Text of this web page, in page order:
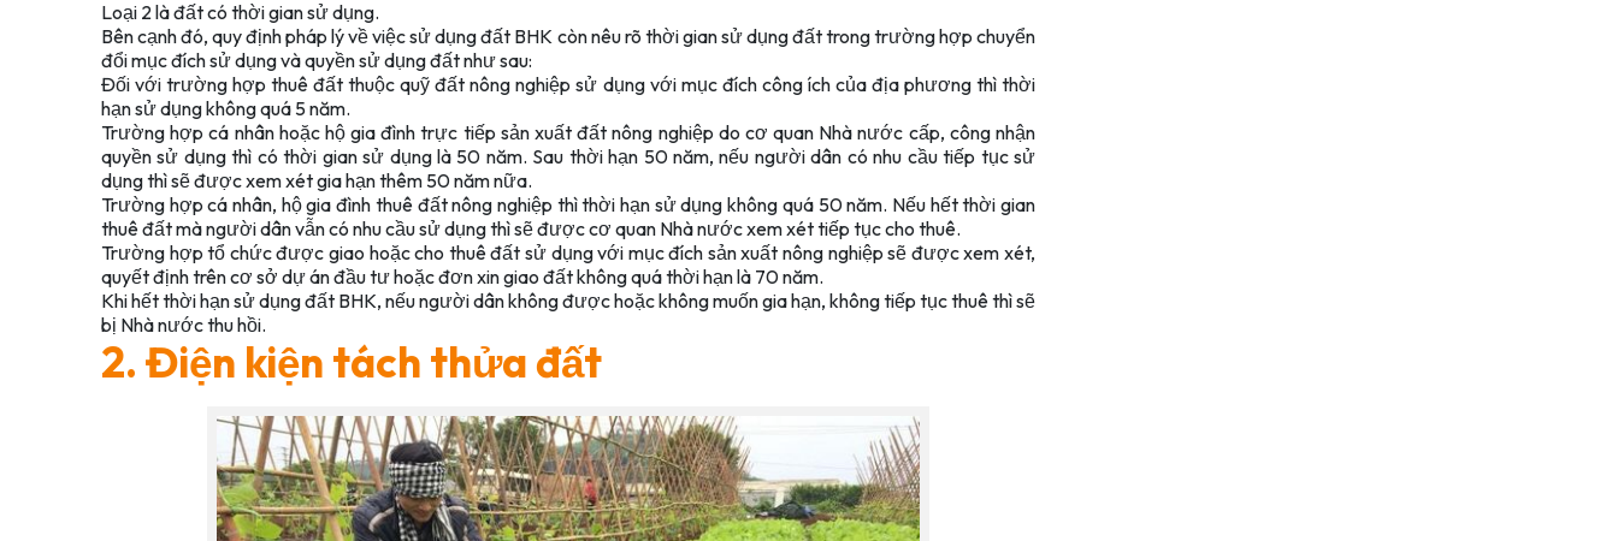
Loại 2 là đất có thời gian sử dụng.
Bên cạnh đó, quy định pháp lý về việc sử dụng đất BHK còn nêu rõ thời gian sử dụng đất trong trường hợp chuyển
đổi mục đích sử dụng và quyền sử dụng đất như sau:
Đối với trường hợp thuê đất thuộc quỹ đất nông nghiệp sử dụng với mục đích công ích của địa phương thì thời
hạn sử dụng không quá 5 năm.
Trường hợp cá nhân hoặc hộ gia đình trực tiếp sản xuất đất nông nghiệp do cơ quan Nhà nước cấp, công nhận
quyền sử dụng thì có thời gian sử dụng là 50 năm. Sau thời hạn 50 năm, nếu người dân có nhu cầu tiếp tục sử
dụng thì sẽ được xem xét gia hạn thêm 50 năm nữa.
Trường hợp cá nhân, hộ gia đình thuê đất nông nghiệp thì thời hạn sử dụng không quá 50 năm. Nếu hết thời gian
thuê đất mà người dân vẫn có nhu cầu sử dụng thì sẽ được cơ quan Nhà nước xem xét tiếp tục cho thuê.
Trường hợp tổ chức được giao hoặc cho thuê đất sử dụng với mục đích sản xuất nông nghiệp sẽ được xem xét,
quyết định trên cơ sở dự án đầu tư hoặc đơn xin giao đất không quá thời hạn là 70 năm.
Khi hết thời hạn sử dụng đất BHK, nếu người dân không được hoặc không muốn gia hạn, không tiếp tục thuê thì sẽ
bị Nhà nước thu hồi.
2. Điện kiện tách thửa đất